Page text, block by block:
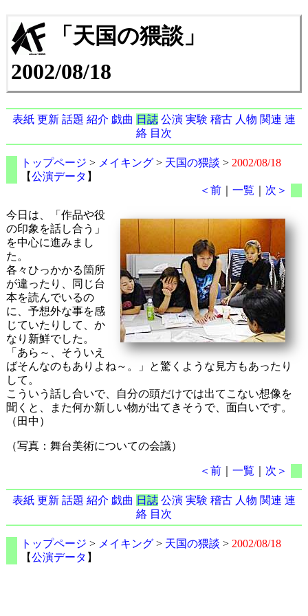
「天国の猥談」
2002/08/18
表紙 更新 話題 紹介 戯曲 日誌 公演 実験 稽古 人物 関連 連
絡 目次
トップページ > メイキング> 天国の猥談 > 2002/08/18
【公演データ 】
＜前 ｜一覧 次＞
今日は、「作品や役
の印象を話し合う」
を中心に進みまし
た。
各々ひっかかる箇所
が違ったり、同じ台
本を読んでいるの
に、予想外な事を感
じていたりして、か
なり新鮮でした。
「あら～、そういえ
ばそんなのもありよね～。」と驚くような見方もあったり
して。
こういう話し合いで、自分の頭だけでは出てこない想像を
聞くと、また何か新しい物が出てきそうで、面白いです。
（田中）
（写真：舞台美術についての会議）
＜前 ｜一覧 次＞
表紙 更新 話題 紹介 戯曲 日誌 公演 実験 稽古 人物 関連 連
絡 目次
トップページ > メイキング> 天国の猥談 > 2002/08/18
【公演データ 】